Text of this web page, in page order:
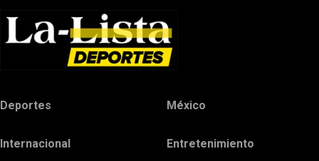
Deportes México
Internacional Entretenimiento